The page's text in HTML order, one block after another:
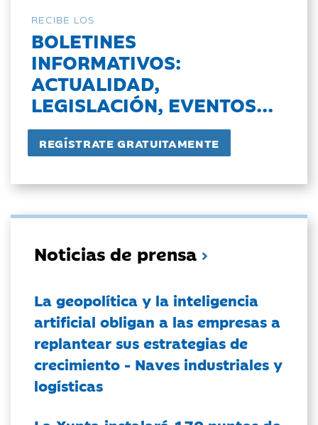
RECIBE LOS
BOLETINES
INFORMATIVOS:
ACTUALIDAD,
LEGISLACIÓN, EVENTOS...
Noticias de prensa
La geopolítica y la inteligencia
artificial obligan a las empresas a
replantear sus estrategias de
crecimiento - Naves industriales y
logísticas